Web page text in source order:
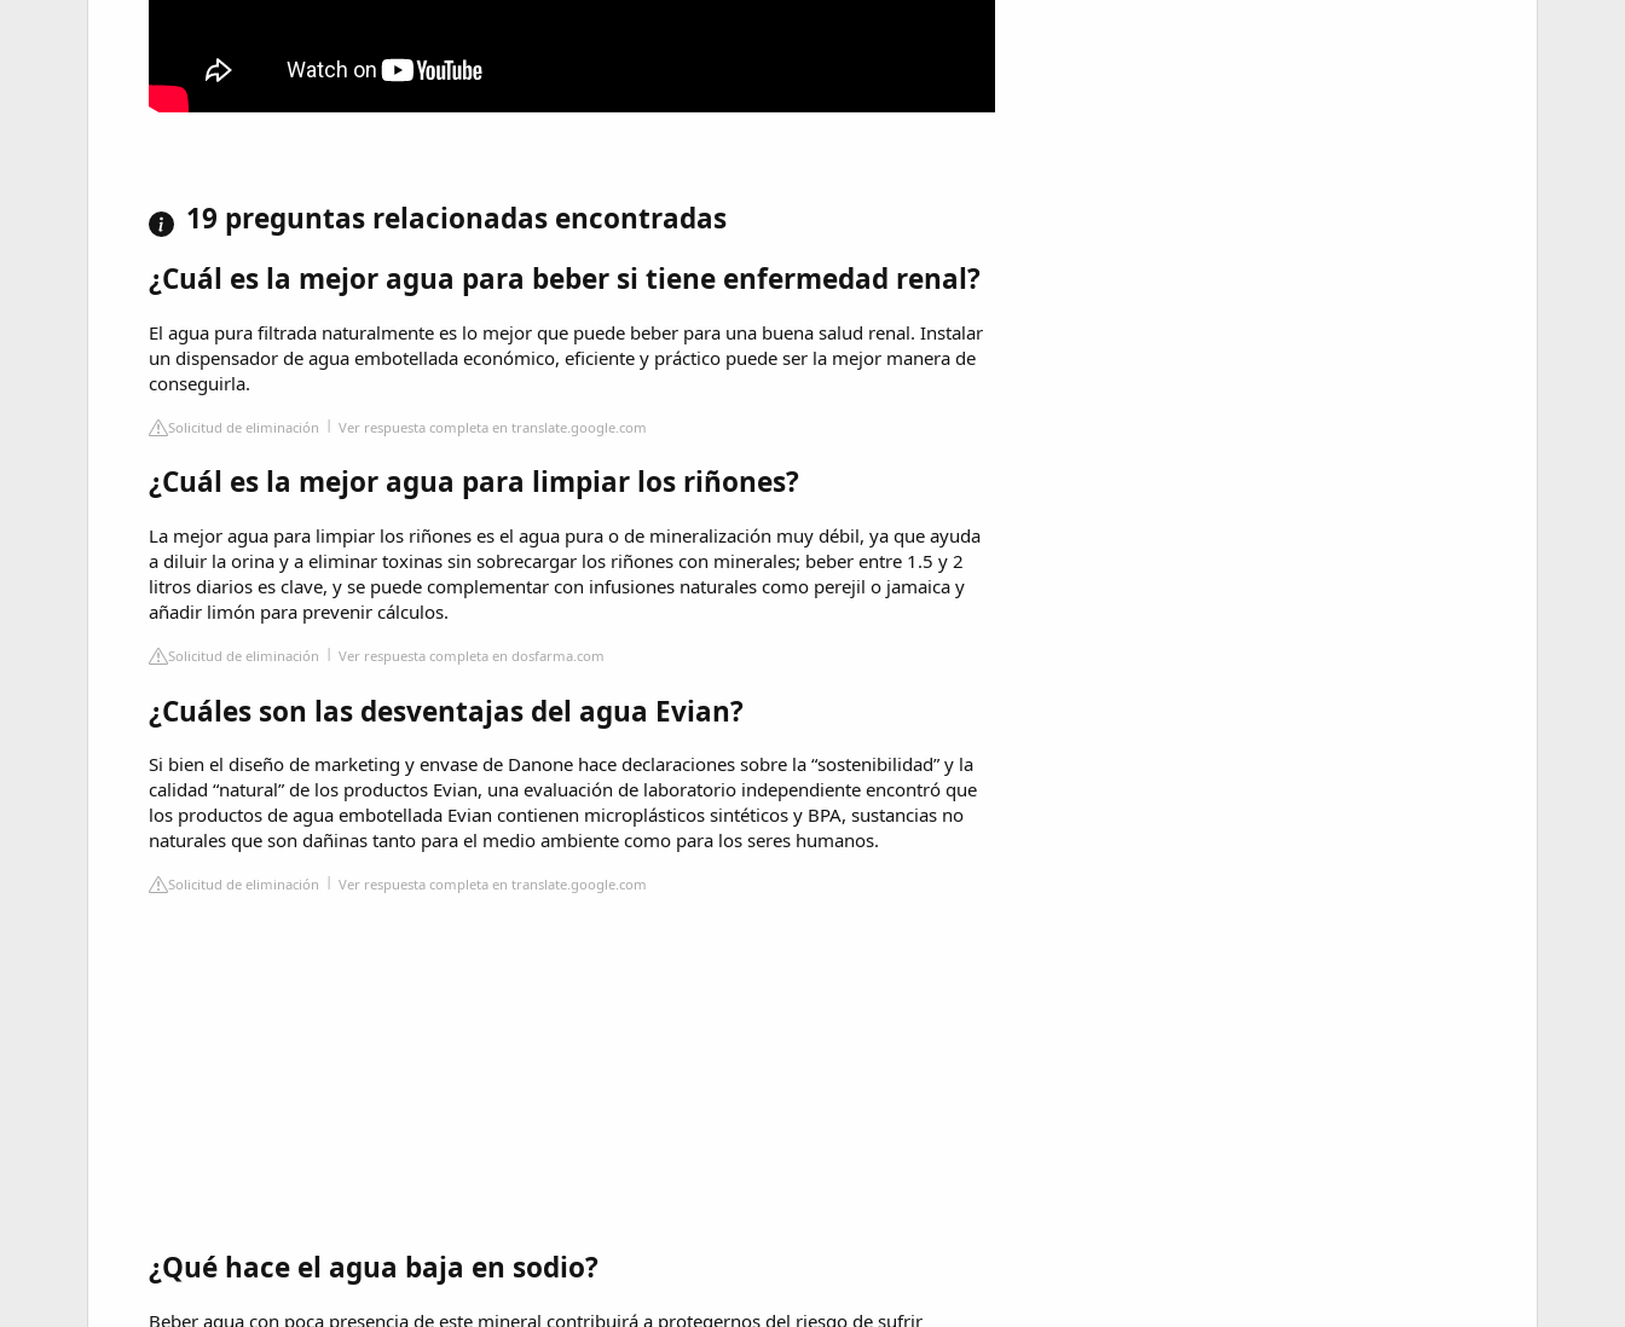
19 preguntas relacionadas encontradas
¿Cuál es la mejor agua para beber si tiene enfermedad renal?
El agua pura filtrada naturalmente es lo mejor que puede beber para una buena salud renal. Instalar
un dispensador de agua embotellada económico, eficiente y práctico puede ser la mejor manera de
conseguirla.
Solicitud de eliminación Ver respuesta completa en translate.google.com
¿Cuál es la mejor agua para limpiar los riñones?
La mejor agua para limpiar los riñones es el agua pura o de mineralización muy débil, ya que ayuda
a diluir la orina y a eliminar toxinas sin sobrecargar los riñones con minerales; beber entre 1.5 y 2
litros diarios es clave, y se puede complementar con infusiones naturales como perejil o jamaica y
añadir limón para prevenir cálculos.
Solicitud de eliminación Ver respuesta completa en dosfarma.com
¿Cuáles son las desventajas del agua Evian?
Si bien el diseño de marketing y envase de Danone hace declaraciones sobre la “sostenibilidad” y la
calidad “natural” de los productos Evian, una evaluación de laboratorio independiente encontró que
los productos de agua embotellada Evian contienen microplásticos sintéticos y BPA, sustancias no
naturales que son dañinas tanto para el medio ambiente como para los seres humanos.
Solicitud de eliminación Ver respuesta completa en translate.google.com
¿Qué hace el agua baja en sodio?
Beber agua con poca presencia de este mineral contribuirá a protegernos del riesgo de sufrir